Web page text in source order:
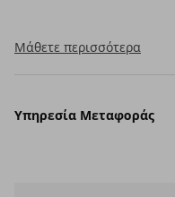
Μάθετε περισσότερα
Υπηρεσία Μεταφοράς